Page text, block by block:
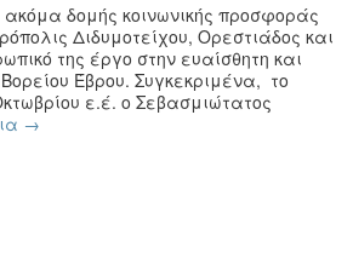
δομής κοινωνικής προσφοράς
Διδυμοτείχου, Ορεστιάδος και
της έργο στην ευαίσθητη και
Βορείου Έβρου. Συγκεκριμένα, το
ε.έ. ο Σεβασμιώτατος
→